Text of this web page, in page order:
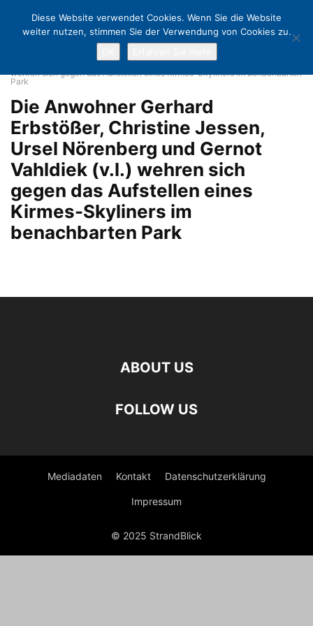
wehren sich gegen das Aufstellen eines Kirmes-Skyliners im benachbarten
Park
Die Anwohner Gerhard
Erbstößer, Christine Jessen,
Ursel Nörenberg und Gernot
Vahldiek (v.l.) wehren sich
gegen das Aufstellen eines
Kirmes-Skyliners im
benachbarten Park
ABOUT US
FOLLOW US
Mediadaten Kontakt Datenschutzerklärung
Impressum
© 2025 StrandBlick
Diese Website verwendet Cookies. Wenn Sie die Website
weiter nutzen, stimmen Sie der Verwendung von Cookies zu.